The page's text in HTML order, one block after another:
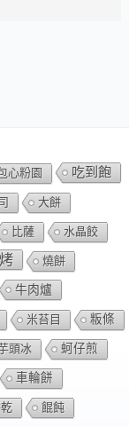
心粉園 吃到飽
大餅
比薩 水晶餃
燒餅
牛肉爐
米苔目 粄條
頭冰 蚵仔煎
車輪餅
餛飩